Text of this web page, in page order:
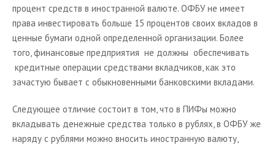
процент средств в иностранной валюте. ОФБУ не имеет
права инвестировать больше 15 процентов своих вкладов в
ценные бумаги одной определенной организации. Более
того, финансовые предприятия не должны обеспечивать
кредитные операции средствами вкладчиков, как это
зачастую бывает с обыкновенными банковскими вкладами.
Следующее отличие состоит в том, что в ПИФы можно
вкладывать денежные средства только в рублях, в ОФБУ же
наряду с рублями можно вносить иностранную валюту,